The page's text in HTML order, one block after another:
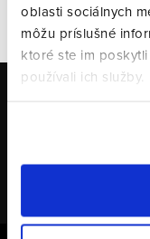
oblasti sociálnych
môžu príslušné
ktoré ste im
používali ich služby.
Email